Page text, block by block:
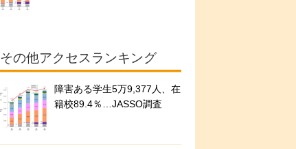
その他アクセスランキング
障害ある学生5万9,377人、在
籍校89.4％…JASSO調査